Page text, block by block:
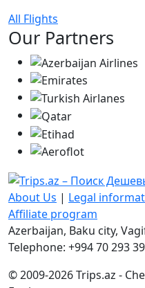
All Flights
Our Partners
About Us | Legal
Affiliate program
Azerbaijan, Baku city,
Telephone: +994 70 293
© 2009-2026 Trips.az -